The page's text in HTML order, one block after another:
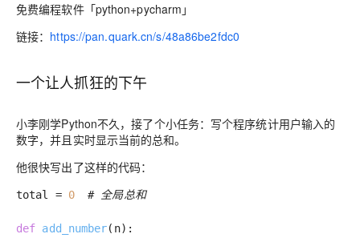
免费编程软件「python+pycharm」
链接： https://pan.quark.cn/s/48a86be2fdc0
一个让人抓狂的下午
小李刚学Python不久，接了个小任务：写个程序统计用户输入的
数字，并且实时显示当前的总和。
他很快写出了这样的代码：
total = 0 # 全局总和
def add_number(n) :